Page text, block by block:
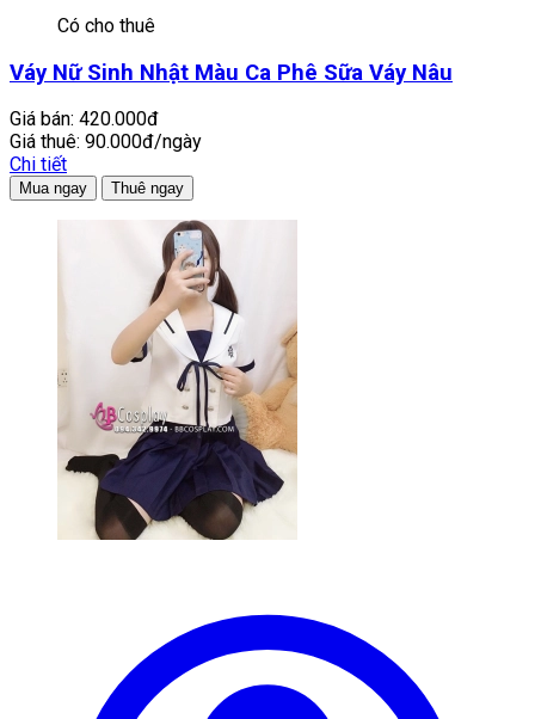
Có cho thuê
Váy Nữ Sinh Nhật Màu Ca Phê Sữa Váy Nâu
Giá bán: 420.000đ
Giá thuê: 90.000đ/ngày
Chi tiết
Mua ngay Thuê ngay